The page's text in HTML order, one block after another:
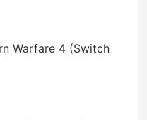
Warfare 4 (Switch